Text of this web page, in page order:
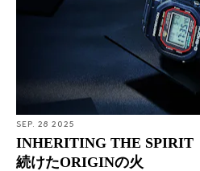
SEP. 28 2025
INHERITING THE
続けたORIGINの火